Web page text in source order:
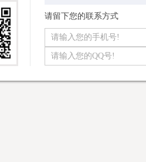
请留下您的联系方式